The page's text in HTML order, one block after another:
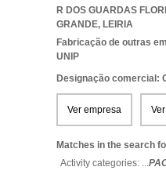
R DOS GUARDAS
GRANDE, LEIRIA
Fabricação de outras
UNIP
Designação comercial:
Ver empresa
Matches in the search
Activity categories: ...